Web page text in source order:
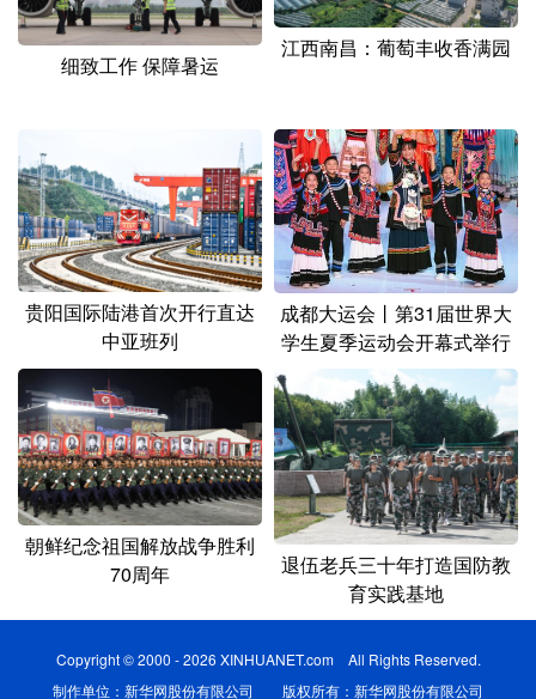
Русский язык 日本語 한국어
Deutsch Português
细致工作 保障暑运
江西南昌：葡萄丰收香满园
贵阳国际陆港首次开行直达
中亚班列
成都大运会丨第31届世界大
学生夏季运动会开幕式举行
朝鲜纪念祖国解放战争胜利
70周年
退伍老兵三十年打造国防教
育实践基地
Copyright © 2000 - 2026 XINHUANET.com All Rights Reserved.
制作单位：新华网股份有限公司 版权所有：新华网股份有限公司